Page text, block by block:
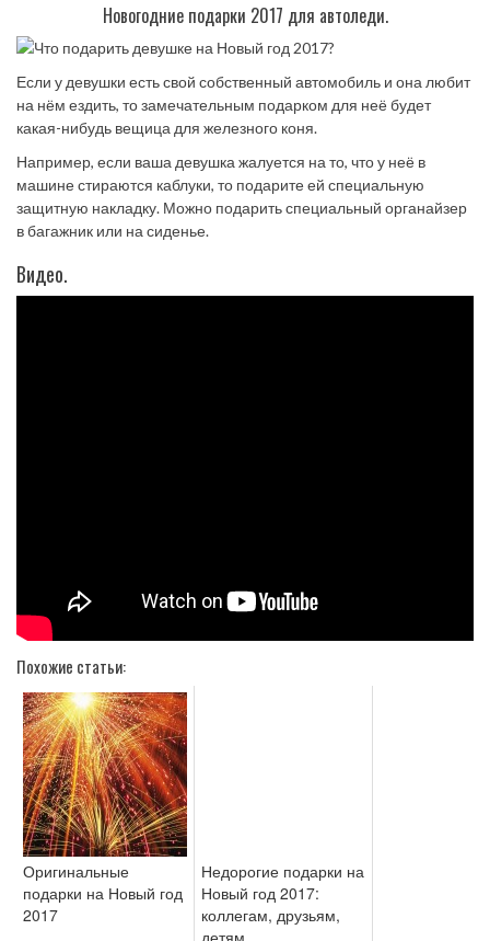
Новогодние подарки 2017 для автоледи.
Если у девушки есть свой собственный автомобиль и она любит
на нём ездить, то замечательным подарком для неё будет
какая-нибудь вещица для железного коня.
Например, если ваша девушка жалуется на то, что у неё в
машине стираются каблуки, то подарите ей специальную
защитную накладку. Можно подарить специальный органайзер
в багажник или на сиденье.
Видео.
Похожие статьи:
Оригинальные
подарки на Новый год
2017
Недорогие подарки на
Новый год 2017:
коллегам, друзьям,
детям